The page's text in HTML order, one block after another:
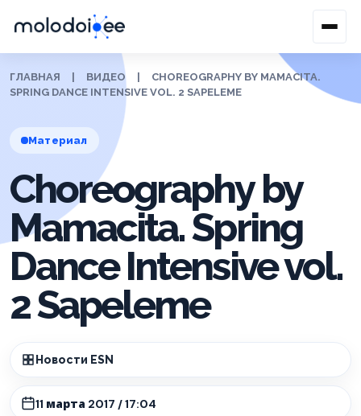
ГЛАВНАЯ ВИДЕО
CHOREOGRAPHY BY MAMACITA.
SPRING DANCE INTENSIVE VOL. 2 SAPELEME
Материал
Choreography by
Mamacita. Spring
Dance Intensive vol.
2 Sapeleme
Новости ESN
11 марта 2017 / 17:04